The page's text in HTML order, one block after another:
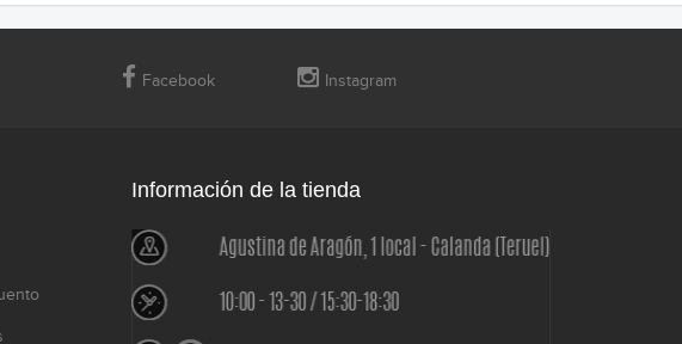
Facebook Instagram
Información de la tienda